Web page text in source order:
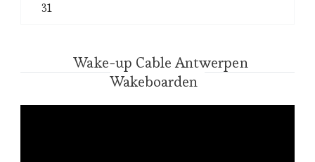
31
Wake-up Cable Antwerpen
Wakeboarden